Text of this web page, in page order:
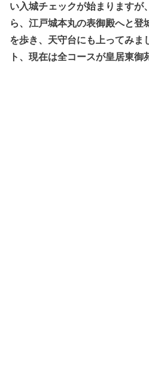
い入城チェックが始まりますが
ら、江戸城本丸の表御殿へと登
を歩き、天守台にも上ってみま
ト、現在は全コースが皇居東御